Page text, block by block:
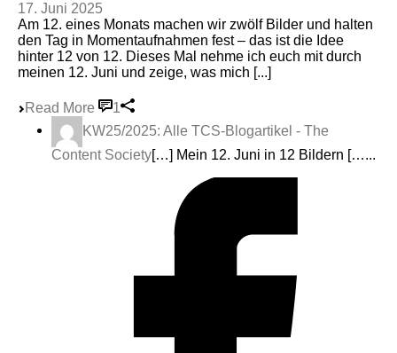
17. Juni 2025
Am 12. eines Monats machen wir zwölf Bilder und halten
den Tag in Momentaufnahmen fest – das ist die Idee
hinter 12 von 12. Dieses Mal nehme ich euch mit durch
meinen 12. Juni und zeige, was mich [...]
Read More
1
KW25/2025: Alle TCS-Blogartikel - The
Content Society[…] Mein 12. Juni in 12 Bildern […...